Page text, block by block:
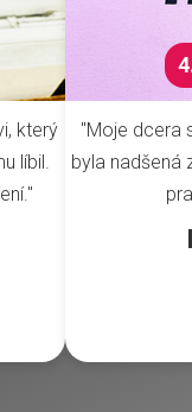
který
líbil.
"Moje dcera
byla nadšená